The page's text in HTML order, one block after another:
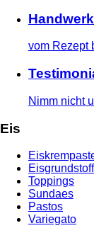
vom Rezept
Nimm nicht
Eis
Toppings
Sundaes
Pastos
Variegato